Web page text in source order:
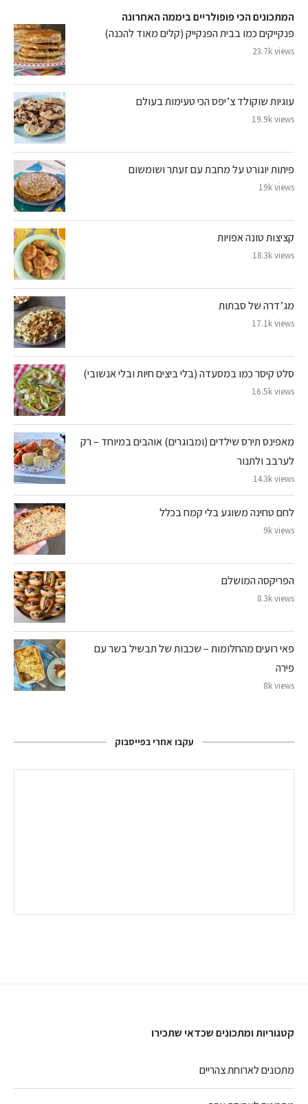
המתכונים הכי פופולריים ביממה האחרונה
פנקייקים כמו בבית הפנקייק (קלים מאוד להכנה)
23.7k views
עוגיות שוקולד צ’יפס הכי טעימות בעולם
19.9k views
פיתות יוגורט על מחבת עם זעתר ושומשום
19k views
קציצות טונה אפויות
18.3k views
מג’דרה של סבתות
17.1k views
סלט קיסר כמו במסעדה (בלי ביצים חיות ובלי אנשובי)
16.5k views
מאפינס תירס שילדים (ומבוגרים) אוהבים במיוחד – רק
לערבב ולתנור
14.3k views
לחם טחינה משוגע בלי קמח בכלל
9k views
הפריקסה המושלם
8.3k views
פאי רועים מהחלומות – שכבות של תבשיל בשר עם
פירה
8k views
עקבו אחרי בפייסבוק
קטגוריות ומתכונים שכדאי שתכירו
מתכונים לארוחת צהריים